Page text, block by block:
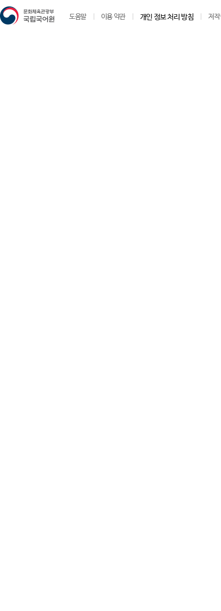
도움말 이용 약관 개인 정보 처리 방침 저